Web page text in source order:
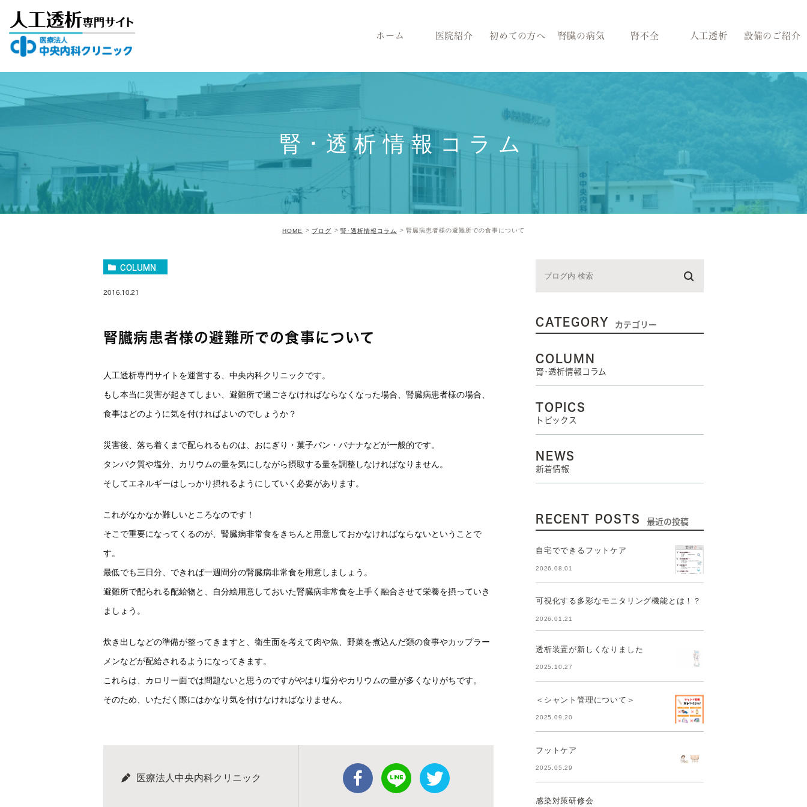
ホーム 医院紹介 初めての方へ 腎臓の病気 腎不全 人工透析 設備のご紹介
腎･透析情報コラム
HOME ブログ 腎･透析情報コラム 腎臓病患者様の避難所での食事について
COLUMN
2016.10.21
腎臓病患者様の避難所での食事について
人工透析専門サイトを運営する、中央内科クリニックです。
もし本当に災害が起きてしまい、避難所で過ごさなければならなくなった場合、腎臓病患者様の場合、
食事はどのように気を付ければよいのでしょうか？
災害後、落ち着くまで配られるものは、おにぎり・菓子パン・バナナなどが一般的です。
タンパク質や塩分、カリウムの量を気にしながら摂取する量を調整しなければなりません。
そしてエネルギーはしっかり摂れるようにしていく必要があります。
これがなかなか難しいところなのです！
そこで重要になってくるのが、腎臓病非常食をきちんと用意しておかなければならないということで
す。
最低でも三日分、できれば一週間分の腎臓病非常食を用意しましょう。
避難所で配られる配給物と、自分絵用意しておいた腎臓病非常食を上手く融合させて栄養を摂っていき
ましょう。
炊き出しなどの準備が整ってきますと、衛生面を考えて肉や魚、野菜を煮込んだ類の食事やカップラー
メンなどが配給されるようになってきます。
これらは、カロリー面では問題ないと思うのですがやはり塩分やカリウムの量が多くなりがちです。
そのため、いただく際にはかなり気を付けなければなりません。
医療法人中央内科クリニック
CATEGORY カテゴリー
COLUMN
腎･透析情報コラム
TOPICS
トピックス
NEWS
新着情報
RECENT POSTS 最近の投稿
自宅でできるフットケア
2026.08.01
可視化する多彩なモニタリング機能とは！？
2026.01.21
透析装置が新しくなりました
2025.10.27
＜シャント管理について＞
2025.09.20
フットケア
2025.05.29
感染対策研修会